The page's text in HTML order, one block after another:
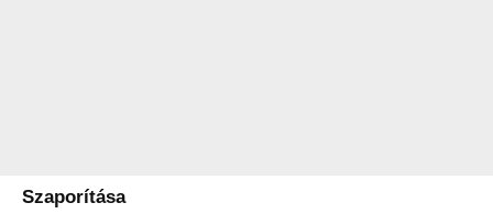
Szaporítása